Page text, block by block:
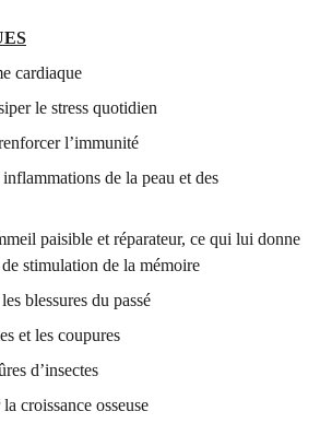
le stress quotidien
l’immunité
de la peau et des
paisible et réparateur, ce qui lui donne
stimulation de la mémoire
du passé
les coupures
d’insectes
osseuse